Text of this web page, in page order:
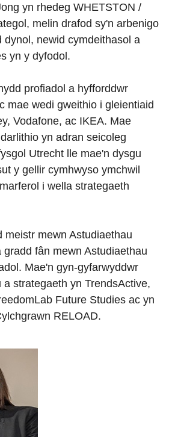
yn rhedeg WHETSTON /
melin drafod sy'n arbenigo
dynol, newid cymdeithasol a
yn y dyfodol.
profiadol a hyfforddwr
mae wedi gweithio i gleientiaid
Vodafone, ac IKEA. Mae
yn adran seicoleg
Utrecht lle mae'n dysgu
y gellir cymhwyso ymchwil
i wella strategaeth
meistr mewn Astudiaethau
gradd fân mewn Astudiaethau
Mae'n gyn-gyfarwyddwr
a strategaeth yn TrendsActive,
Future Studies ac yn
RELOAD.